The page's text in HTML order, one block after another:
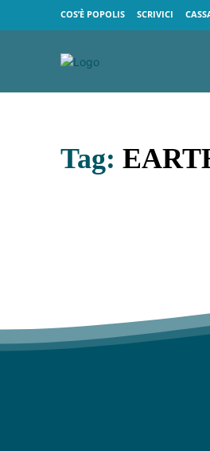
COS’È POPOLIS SCRIVICI
Tag: